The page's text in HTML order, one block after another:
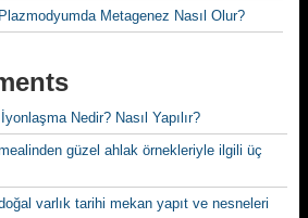
Metagenez Nasıl Olur?
Nedir? Nasıl Yapılır?
mealinden güzel ahlak örnekleriyle ilgili üç
varlık tarihi mekan yapıt ve nesneleri